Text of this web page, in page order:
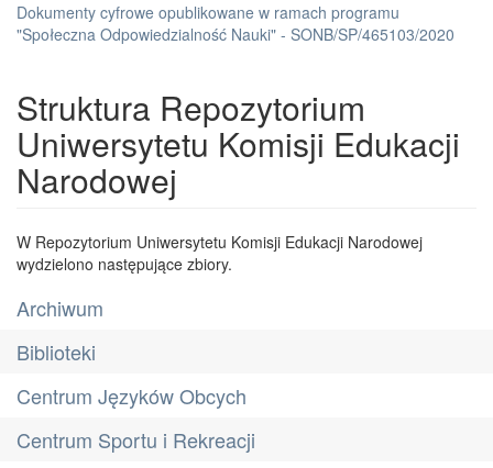
Dokumenty cyfrowe opublikowane w ramach programu
"Społeczna Odpowiedzialność Nauki" - SONB/SP/465103/2020
Struktura Repozytorium
Uniwersytetu Komisji Edukacji
Narodowej
W Repozytorium Uniwersytetu Komisji Edukacji Narodowej
wydzielono następujące zbiory.
Archiwum
Biblioteki
Centrum Języków Obcych
Centrum Sportu i Rekreacji